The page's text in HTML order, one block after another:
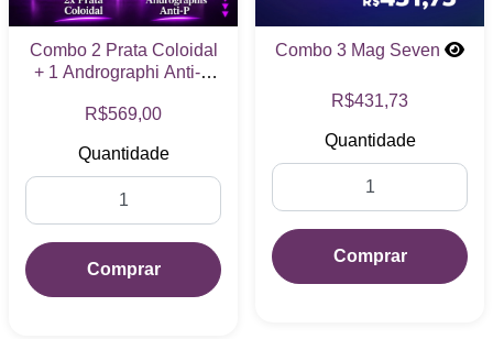
Combo 2 Prata Coloidal
+ 1 Andrographi Anti-P
R$569,00
Quantidade
Comprar
Combo 3 Mag Seven
R$431,73
Quantidade
Comprar